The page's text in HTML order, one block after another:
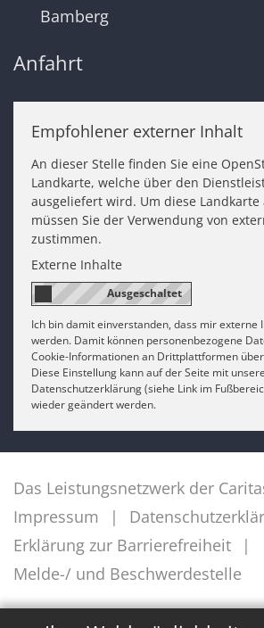
Bamberg
Anfahrt
Empfohlener externer Inhalt
An dieser Stelle finden Sie eine
Landkarte, welche über den
ausgeliefert wird. Um diese Landkarte
müssen Sie der Verwendung von
zustimmen.
Externe Inhalte
Ich bin damit einverstanden, dass mir externe
werden. Damit können personenbezogene
Cookie-Informationen an Drittplattformen
Diese Einstellung kann auf der Seite mit
Datenschutzerklärung (siehe Link im
wieder geändert werden.
Das Leistungsnetzwerk der
Impressum
Erklärung zur Barrierefreiheit
Melde-/ und Beschwerdestelle